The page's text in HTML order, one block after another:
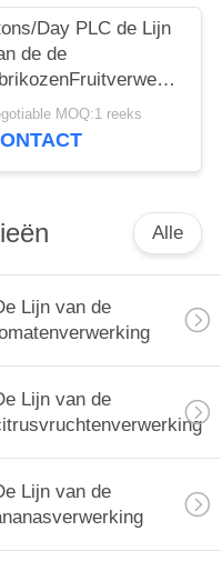
Day PLC de Lijn
de de
de Controleperzik
MOQ:1 reeks
Alle
Lijn van de
Lijn van de
Lijn van de